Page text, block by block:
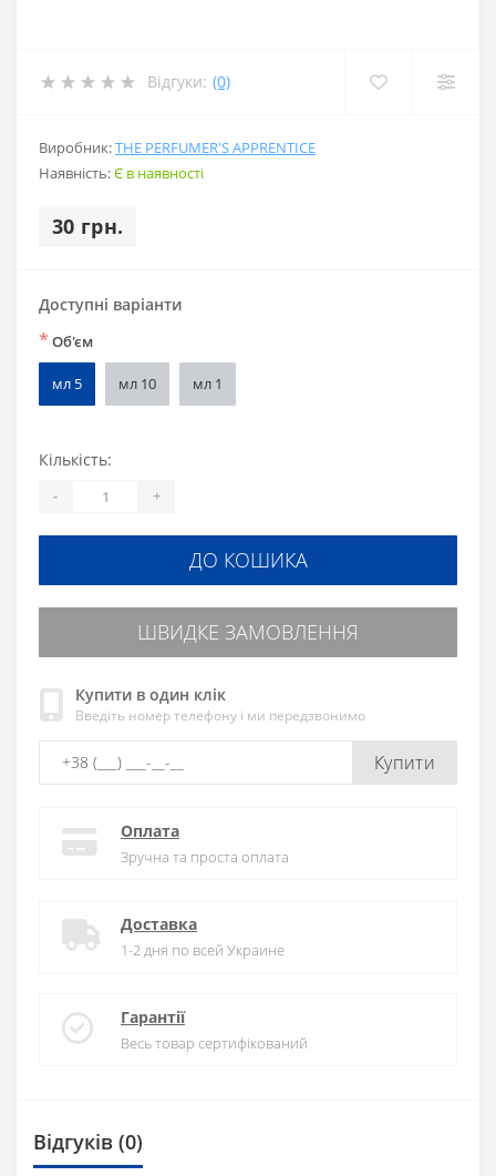
Відгуки: (0)
Виробник:THE PERFUMER'S APPRENTICE
Наявність:Є в наявності
30 грн.
Доступні варіанти
* Об'єм
мл 5 мл 10 мл 1
Кількість:
- +
ДО КОШИКА
ШВИДКЕ ЗАМОВЛЕННЯ
Купити в один клік
Введіть номер телефону і ми передзвонимо
Купити
Оплата
Зручна та проста оплата
Доставка
1-2 дня по всей Украине
Гарантії
Весь товар сертифікований
Відгуків (0)